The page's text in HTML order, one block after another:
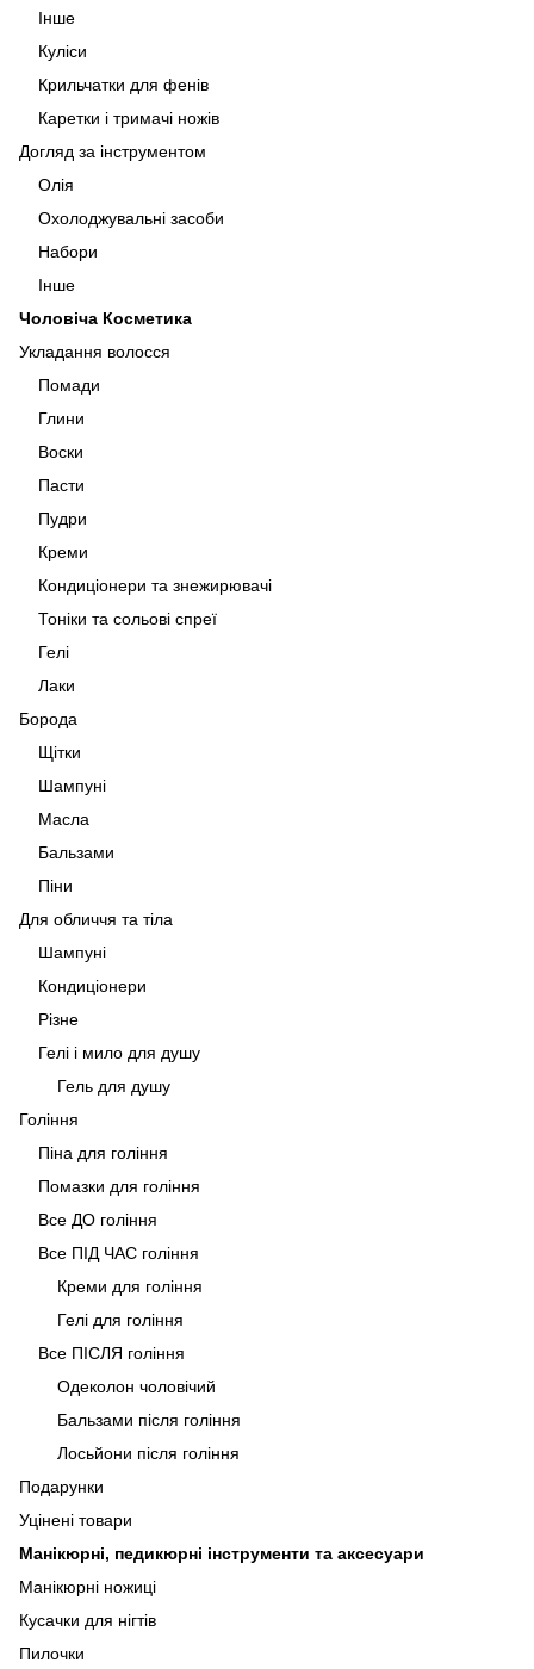
Інше
Куліси
Крильчатки для фенів
Каретки і тримачі ножів
Догляд за інструментом
Олія
Охолоджувальні засоби
Набори
Інше
Чоловіча Косметика
Укладання волосся
Помади
Глини
Воски
Пасти
Пудри
Креми
Кондиціонери та знежирювачі
Тоніки та сольові спреї
Гелі
Лаки
Борода
Щітки
Шампуні
Масла
Бальзами
Піни
Для обличчя та тіла
Шампуні
Кондиціонери
Різне
Гелі і мило для душу
Гель для душу
Гоління
Піна для гоління
Помазки для гоління
Все ДО гоління
Все ПІД ЧАС гоління
Креми для гоління
Гелі для гоління
Все ПІСЛЯ гоління
Одеколон чоловічий
Бальзами після гоління
Лосьйони після гоління
Подарунки
Уцінені товари
Манікюрні, педикюрні інструменти та аксесуари
Манікюрні ножиці
Кусачки для нігтів
Пилочки